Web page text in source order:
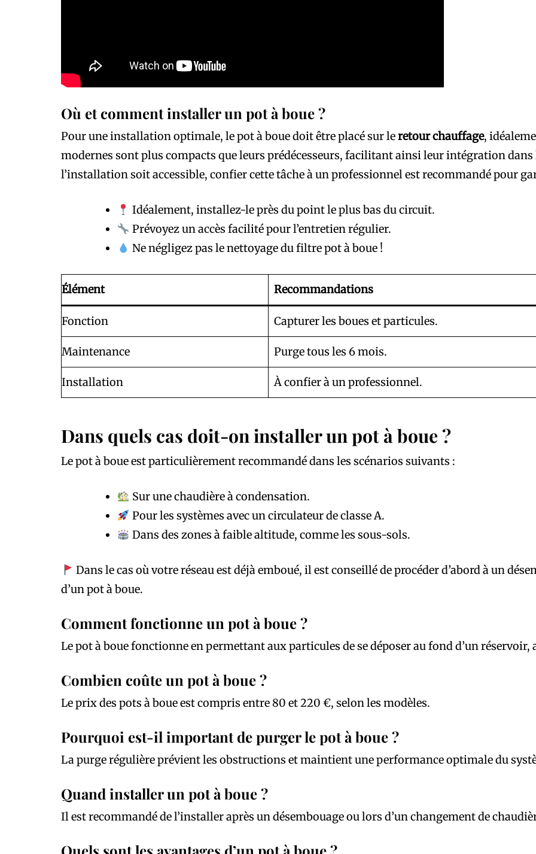
Où et comment installer un pot à boue ?
Pour une installation optimale, le pot à boue doit être placé sur leretour chauffage,
modernes sont plus compacts que leurs prédécesseurs, facilitant ainsi leur intégration dans
l’installation soit accessible, confier cette tâche à un professionnel est recommandé pour
Idéalement, installez-le près du point le plus bas du circuit.
Prévoyez un accès facilité pour l’entretien régulier.
Ne négligez pas le nettoyage du filtre pot à boue !
Élément Recommandations
Fonction Capturer les boues et particules.
Maintenance Purge tous les 6 mois.
Installation À confier à un professionnel.
Dans quels cas doit-on installer un pot à boue ?
Le pot à boue est particulièrement recommandé dans les scénarios suivants :
Sur une chaudière à condensation.
Pour les systèmes avec un circulateur de classe A.
Dans des zones à faible altitude, comme les sous-sols.
Dans le cas où votre réseau est déjà emboué, il est conseillé de procéder d’abord à un
d’un pot à boue.
Comment fonctionne un pot à boue ?
Le pot à boue fonctionne en permettant aux particules de se déposer au fond d’un
Combien coûte un pot à boue ?
Le prix des pots à boue est compris entre 80 et 220 €, selon les modèles.
Pourquoi est-il important de purger le pot à boue ?
La purge régulière prévient les obstructions et maintient une performance optimale du
Quand installer un pot à boue ?
Il est recommandé de l’installer après un désembouage ou lors d’un changement de